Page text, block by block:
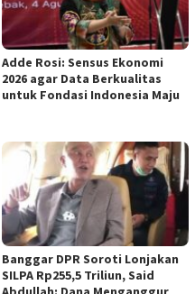
Adde Rosi: Sensus Ekonomi
2026 agar Data Berkualitas
untuk Fondasi Indonesia Maju
Banggar DPR Soroti Lonjakan
SILPA Rp255,5 Triliun, Said